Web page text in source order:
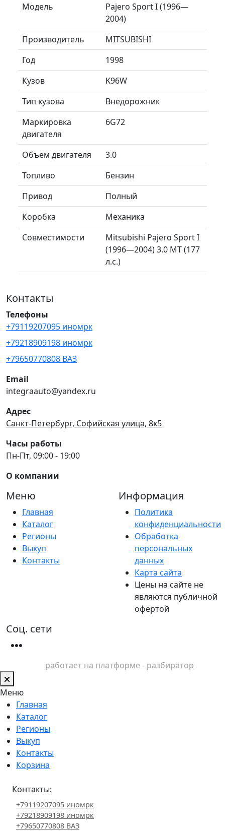
Модель
Pajero Sport I (1996—
2004)
Производитель
MITSUBISHI
Год
1998
Кузов
K96W
Тип кузова
Внедорожник
Маркировка
двигателя
6G72
Объем двигателя
3.0
Топливо
Бензин
Привод
Полный
Коробка
Механика
Совместимости
Mitsubishi Pajero Sport I
(1996—2004) 3.0 MT (177
л.с.)
Контакты
Телефоны
+79119207095 иномрк
+79218909198 иномрк
+79650770808 ВАЗ
Email
integraauto@yandex.ru
Адрес
Санкт-Петербург, Софийская улица, 8к5
Часы работы
Пн-Пт, 09:00 - 19:00
О компании
Меню
Главная
Каталог
Регионы
Выкуп
Контакты
Информация
Политика
конфиденциальности
Обработка
персональных
данных
Карта сайта
Цены на сайте не
являются публичной
офертой
Соц. сети
работает на платформе - разбиратор
Меню
Главная
Каталог
Регионы
Выкуп
Контакты
Корзина
Контакты:
+79119207095 иномрк
+79218909198 иномрк
+79650770808 ВАЗ